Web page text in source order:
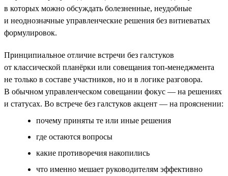
в которых можно обсуждать болезненные, неудобные
и неоднозначные управленческие решения без витиеватых
формулировок.
Принципиальное отличие встречи без галстуков
от классической планёрки или совещания топ-менеджмента
не только в составе участников, но и в логике разговора.
В обычном управленческом совещании фокус — на решениях
и статусах. Во встрече без галстуков акцент — на прояснении:
почему приняты те или иные решения
где остаются вопросы
какие противоречия накопились
что именно мешает руководителям эффективно